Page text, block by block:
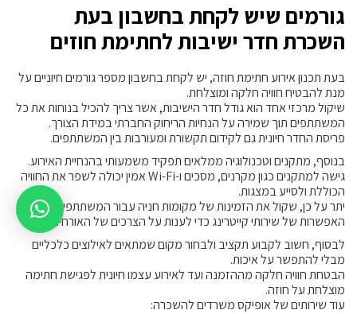
גורמים שיש לקחת בחשבון בעת
השכרת חדר ישיבות לחתימת חוזים
בעת תכנון אירוע חתימת חוזה, יש לקחת בחשבון מספר גורמים חיוניים על
מנת להבטיח חוויה חלקה ומוצלחת.
שיקול מרכזי אחד הוא גודל חדר הישיבות, אשר צריך להכיל בנוחות את כל
המשתתפים תוך שמירה על הנחיות הריחוק החברתי במידת הצורך.
פריסת החדר חיונית גם לקידום תקשורת ומעורבות בין המשתתפים.
בנוסף, מתקנים וטכנולוגיה ממלאים תפקיד משמעותי בהנחיית האירוע.
גישה למתקנים כגון מקרנים, מסכים ו-Wi-Fi אמין יכולה לשפר את החוויה
הכוללת ולסייע במצגות.
יתר על כן, שקול את הזמינות של מקומות חניה עבור המשתתפים ואת
האפשרות של שירותי קייטרינג כדי לענות על הצרכים של האורחים.
לבסוף, חשוב לקבוע תקציב ולבחור מקום שמתאים לאילוצים כלכליים
מבלי להתפשר על איכות.
הבטחת חוויה חלקה מההזמנה ועד לאירוע עצמו חיונית לפגישת חתימה
מוצלחת על חוזה.
עוד שירותים של אופיקס משרדים להשכרה: